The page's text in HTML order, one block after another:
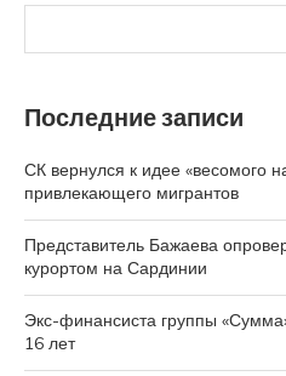
Последние записи
СК вернулся к идее «весомого
привлекающего мигрантов
Представитель Бажаева
курортом на Сардинии
Экс-финансиста группы
16 лет